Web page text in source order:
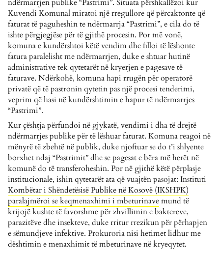
ndërmarrjen publike “Pastrimi”. Situata përshkallëzoi kur
Kuvendi Komunal miratoi një rregullore që përcaktonte që
faturat të paguheshin te ndërmarrja “Pastrimi”, e cila do të
ishte përgjegjëse për të gjithë procesin. Por më vonë,
komunae kundërshtoi këtë vendim dhe filloi të lëshonte
fatura paralelisht me ndërmarrjen, duke e shtuar hutinë
administrative tek qytetarët në kryerjen e pagesave të
faturave. Ndërkohë, komuna hapi rrugën për operatorë
privatë që të pastronin qytetin pas një procesi tenderimi,
veprim që hasi në kundërshtimin e hapur të ndërmarrjes
“Pastrimi”.
Kur çështja përfundoi në gjykatë, vendimi i dha të drejtë
ndërmarrjes publike për të lëshuar faturat. Komuna reagoi në
mënyrë të zbehtë në publik, duke njoftuar se do t’i shlyente
borxhet ndaj “Pastrimit” dhe se pagesat e bëra më herët në
komunë do të transferoheshin. Por në gjithë këtë përplasje
institucionale, ishin qytetarët ata që vuajtën pasojat: Instituti
Kombëtar i Shëndetësisë Publike në Kosovë (IKSHPK)
paralajmëroi se keqmenaxhimi i mbeturinavemund të
krijojë kushte të favorshme për zhvillimin e baktereve,
parazitëve dhe insekteve, duke rritur rrezikun për përhapjen
e sëmundjeve infektive. Prokuroria nisi hetimet lidhur me
dështimin e menaxhimit të mbeturinave në kryeqytet.